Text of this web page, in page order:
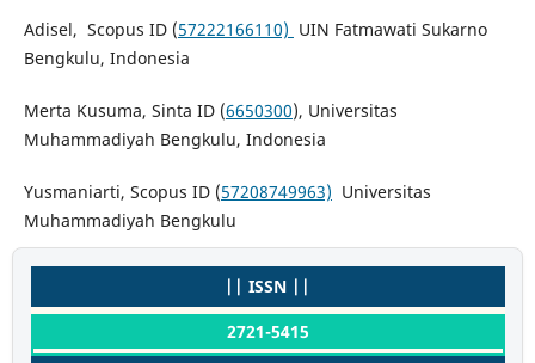
Adisel, Scopus ID (57222166110) UIN Fatmawati Sukarno
Bengkulu, Indonesia
Merta Kusuma, Sinta ID (6650300), Universitas
Muhammadiyah Bengkulu, Indonesia
Yusmaniarti, Scopus ID (57208749963) Universitas
Muhammadiyah Bengkulu
|| ISSN ||
2721-5415